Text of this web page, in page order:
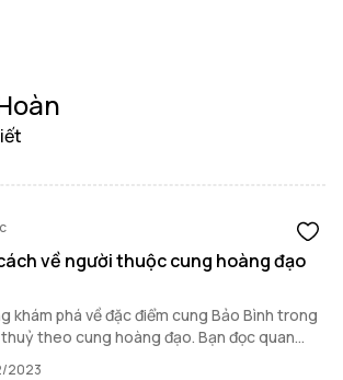
về người thuộc cung hoàng đạo
khám phá về đặc điểm cung Bảo Bình trong
theo cung hoàng đạo. Bạn đọc quan
thì đừng bỏ lỡ.
2023